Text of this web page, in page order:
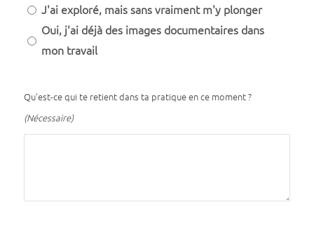
J'ai exploré, mais sans vraiment m'y plonger
Oui, j'ai déjà des images documentaires dans
mon travail
Qu'est-ce qui te retient dans ta pratique en ce moment ?
(Nécessaire)